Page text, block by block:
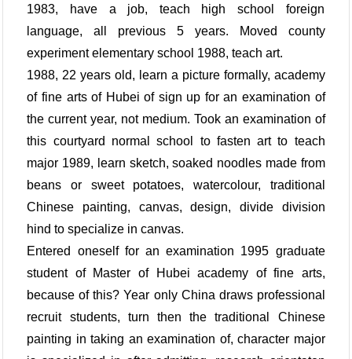
1983, have a job, teach high school foreign
language, all previous 5 years. Moved county
experiment elementary school 1988, teach art.
1988, 22 years old, learn a picture formally, academy
of fine arts of Hubei of sign up for an examination of
the current year, not medium. Took an examination of
this courtyard normal school to fasten art to teach
major 1989, learn sketch, soaked noodles made from
beans or sweet potatoes, watercolour, traditional
Chinese painting, canvas, design, divide division
hind to specialize in canvas.
Entered oneself for an examination 1995 graduate
student of Master of Hubei academy of fine arts,
because of this? Year only China draws professional
recruit students, turn then the traditional Chinese
painting in taking an examination of, character major